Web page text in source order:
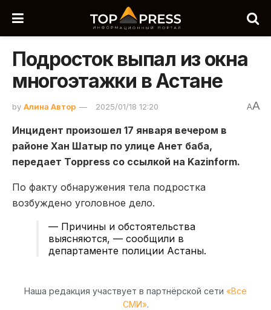
Подросток выпал из окна
многоэтажки в Астане
by Алина Автор 2025/01/18 12:20 AA
Инцидент произошел 17 января вечером в
районе Хан Шатыр по улице Анет баба,
передает Toppress со ссылкой на Kazinform.
По факту обнаружения тела подростка
возбуждено уголовное дело.
— Причины и обстоятельства
выясняются, — сообщили в
департаменте полиции Астаны.
Наша редакция участвует в партнёрской сети «Все
СМИ».